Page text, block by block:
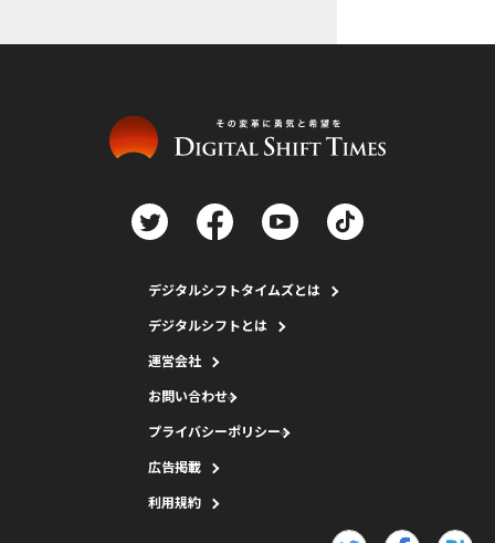
デジタルシフトタイムズとは
デジタルシフトとは
運営会社
お問い合わせ
プライバシーポリシー
広告掲載
利用規約